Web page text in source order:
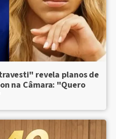
revela planos de
na Câmara: "Quero